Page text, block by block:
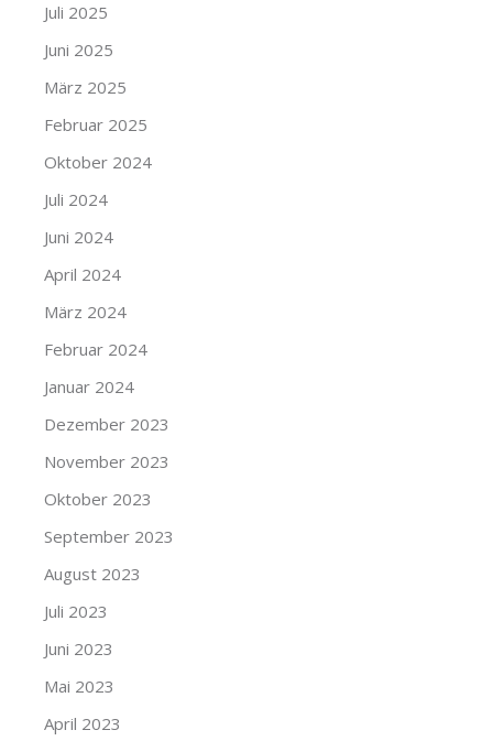
Juli 2025
Juni 2025
März 2025
Februar 2025
Oktober 2024
Juli 2024
Juni 2024
April 2024
März 2024
Februar 2024
Januar 2024
Dezember 2023
November 2023
Oktober 2023
September 2023
August 2023
Juli 2023
Juni 2023
Mai 2023
April 2023